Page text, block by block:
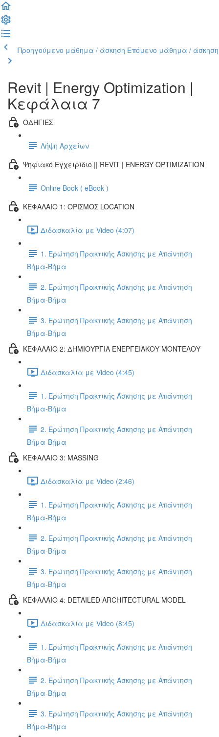
Προηγούμενο μάθημα / άσκηση Επόμενο μάθημα / άσκηση
Revit | Energy Optimization |
Κεφάλαια 7
ΟΔΗΓΙΕΣ
Λήψη Αρχείων
Ψηφιακό Εγχειρίδιο || REVIT | ENERGY OPTIMIZATION
Online Book ( eBook )
ΚΕΦΑΛΑΙΟ 1: ΟΡΙΣΜΟΣ LOCATION
Διδασκαλία με Video (4:07)
1. Ερώτηση Πρακτικής Άσκησης με Απάντηση
Βήμα-Βήμα
2. Ερώτηση Πρακτικής Άσκησης με Απάντηση
Βήμα-Βήμα
3. Ερώτηση Πρακτικής Άσκησης με Απάντηση
Βήμα-Βήμα
ΚΕΦΑΛΑΙΟ 2: ΔΗΜΙΟΥΡΓΙΑ ΕΝΕΡΓΕΙΑΚΟΥ ΜΟΝΤΕΛΟΥ
Διδασκαλία με Video (4:45)
1. Ερώτηση Πρακτικής Άσκησης με Απάντηση
Βήμα-Βήμα
2. Ερώτηση Πρακτικής Άσκησης με Απάντηση
Βήμα-Βήμα
ΚΕΦΑΛΑΙΟ 3: MASSING
Διδασκαλία με Video (2:46)
1. Ερώτηση Πρακτικής Άσκησης με Απάντηση
Βήμα-Βήμα
2. Ερώτηση Πρακτικής Άσκησης με Απάντηση
Βήμα-Βήμα
3. Ερώτηση Πρακτικής Άσκησης με Απάντηση
Βήμα-Βήμα
ΚΕΦΑΛΑΙΟ 4: DETAILED ARCHITECTURAL MODEL
Διδασκαλία με Video (8:45)
1. Ερώτηση Πρακτικής Άσκησης με Απάντηση
Βήμα-Βήμα
2. Ερώτηση Πρακτικής Άσκησης με Απάντηση
Βήμα-Βήμα
3. Ερώτηση Πρακτικής Άσκησης με Απάντηση
Βήμα-Βήμα